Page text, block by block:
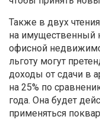
Также в двух
на имущественный
офисной
льготу могут
доходы от сдачи в
на 25% по
года. Она будет
применяться